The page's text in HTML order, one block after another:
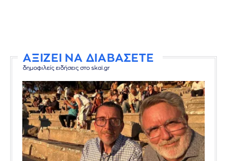
ΑΞΙΖΕΙ ΝΑ ΔΙΑΒΑΣΕΤΕ
δημοφιλείς ειδήσεις στο skai.gr